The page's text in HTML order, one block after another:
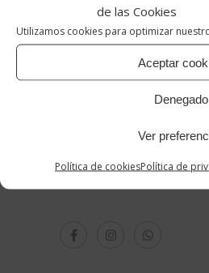
de las Cookies
Utilizamos cookies para optimizar
Aceptar
Denegado
Ver
Política de cookiesPolítica de
Reinventar Vintage